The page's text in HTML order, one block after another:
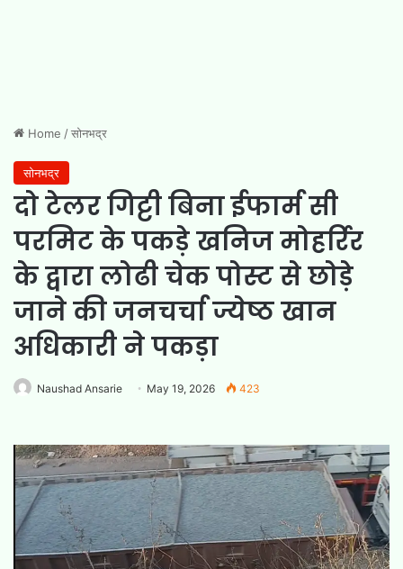
Home /सोनभद्र
सोनभद्र
दो टेलर गिट्टी बिना ईफार्म सी
परमिट के पकड़े खनिज मोहर्रिर
के द्वारा लोढी चेक पोस्ट से छोड़े
जाने की जनचर्चा ज्येष्ठ खान
अधिकारी ने पकड़ा
Naushad Ansarie May 19, 2026 423